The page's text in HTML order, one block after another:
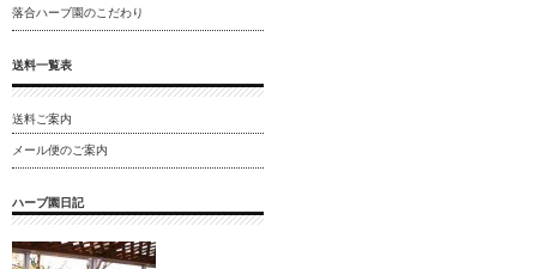
落合ハーブ園のこだわり
送料一覧表
送料ご案内
メール便のご案内
ハーブ園日記